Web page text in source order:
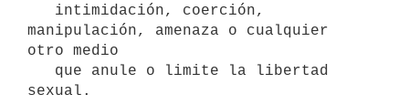
manipulación, amenaza o cualquier
otro medio
sexual.